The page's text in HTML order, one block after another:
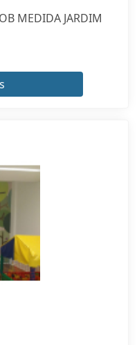
MEDIDA JARDIM